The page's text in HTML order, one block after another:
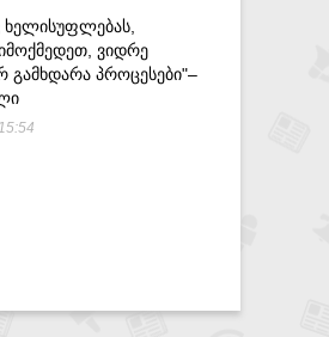
ᲮᲔᲚᲘᲡᲣᲤᲚᲔᲑᲐᲡ,
ᲕᲘᲓᲠᲔ
ᲒᲐᲛᲮᲓᲐᲠᲐ ᲞᲠᲝᲪᲔᲡᲔᲑᲘ"–